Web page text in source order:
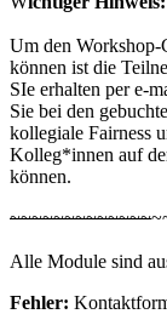
Um den Workshop-
können ist die
SIe erhalten per e-
Sie bei den
kollegiale Fairness
Kolleg*innen auf
können.
~~~~~~~~~~~~~
Alle Module sind
Fehler: